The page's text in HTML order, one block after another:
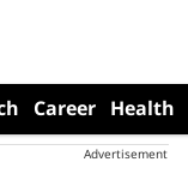
Career Health
Advertisement